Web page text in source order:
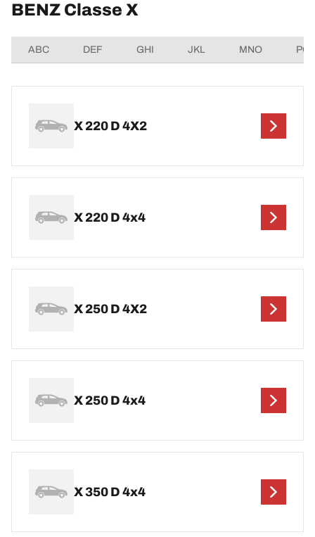
BENZ Classe X
ABC DEF GHI JKL MNO
X 220 D 4X2
X 220 D 4x4
X 250 D 4X2
X 250 D 4x4
X 350 D 4x4